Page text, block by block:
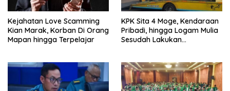
Kejahatan Love Scamming
Kian Marak, Korban Di Orang
Mapan hingga Terpelajar
KPK Sita 4 Moge, Kendaraan
Pribadi, hingga Logam Mulia
Sesudah Lakukan
Tindak Kejahatan Bupati
Pemalang